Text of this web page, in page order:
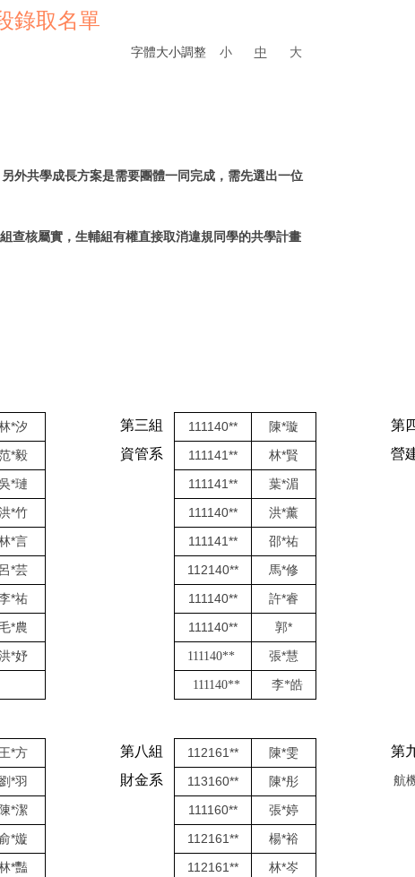
錄取名單
字體大小調整 小 中
大
外共學成長方案是需要團體一同完成，需先選出一位
查核屬實，生輔組有權直接取消違規同學的共學計畫
*汐 第三組 111140** 陳*璇 第
*毅 資管系 111141** 林*賢
營
*璉 111141** 葉*湄
*竹 111140** 洪*薰
*言 111141** 邵*祐
呂*芸 112140** 馬*修
*祐 111140** 許*睿
*農 111140** 郭*
*妤 111140** 張*慧
111140** 李*皓
王*方 第八組 112161** 陳*雯
第
*羽 財金系 113160** 陳*彤 航
陳*潔 111160** 張*婷
*嫙 112161** 楊*裕
*豔 112161** 林*岑